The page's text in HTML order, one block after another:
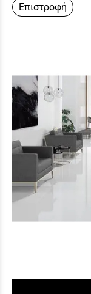
Επιστροφή